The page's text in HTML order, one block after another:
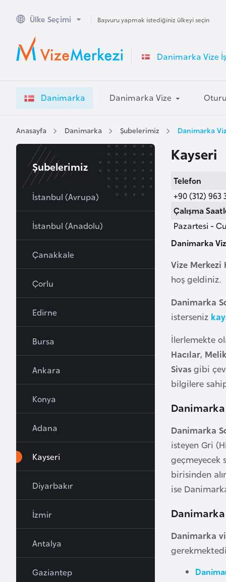
Ülke Seçimi Başvuru yapmak istediğiniz ülkeyi seçin
Danimarka Vize
Danimarka Danimarka Vize
Anasayfa Danimarka Şubelerimiz Danimarka
Kayseri
Telefon
+90 (312) 963
Çalışma
Pazartesi -
Danimarka
Vize Merkezi
hoş geldiniz.
Danimarka
isterseniz
İlerlemekte
Hacılar,
Sivas gibi
bilgilere
Danimarka
isteyen Gri
geçmeyecek
birisinden
ise
Danimarka
Şubelerimiz
İstanbul (Avrupa)
İstanbul (Anadolu)
Çanakkale
Çorlu
Edirne
Bursa
Ankara
Konya
Adana
Kayseri
Diyarbakır
İzmir
Antalya
Gaziantep
A
u
s
a
l
A
u
s
t
y
z
r
b
a
y
c
a
n
B
h
r
y
n
a